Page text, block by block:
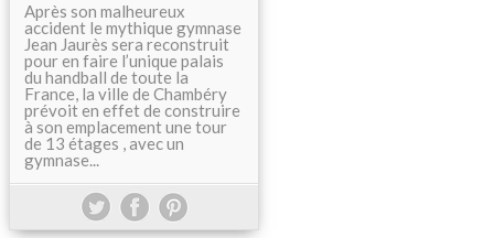
Après son malheureux
accident le mythique gymnase
Jean Jaurès sera reconstruit
pour en faire l’unique palais
du handball de toute la
France, la ville de Chambéry
prévoit en effet de construire
à son emplacement une tour
de 13 étages , avec un
gymnase...